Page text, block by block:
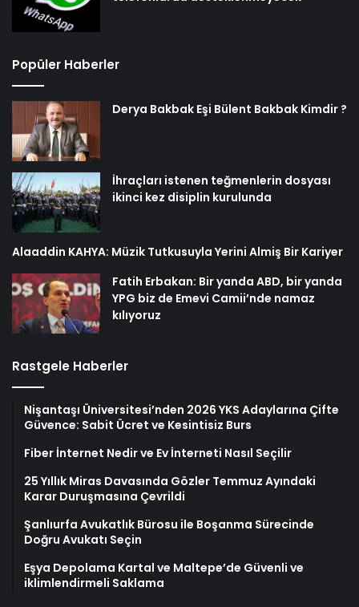
Popüler Haberler
Derya Bakbak Eşi Bülent Bakbak Kimdir ?
İhraçları istenen teğmenlerin dosyası
ikinci kez disiplin kurulunda
Alaaddin KAHYA: Müzik Tutkusuyla Yerini Almiş Bir Kariyer
Fatih Erbakan: Bir yanda ABD, bir yanda
YPG biz de Emevi Camii’nde namaz
kılıyoruz
Rastgele Haberler
Nişantaşı Üniversitesi’nden 2026 YKS Adaylarına Çifte
Güvence: Sabit Ücret ve Kesintisiz Burs
Fiber İnternet Nedir ve Ev İnterneti Nasıl Seçilir
25 Yıllık Miras Davasında Gözler Temmuz Ayındaki
Karar Duruşmasına Çevrildi
Şanlıurfa Avukatlık Bürosu ile Boşanma Sürecinde
Doğru Avukatı Seçin
Eşya Depolama Kartal ve Maltepe’de Güvenli ve
iklimlendirmeli Saklama